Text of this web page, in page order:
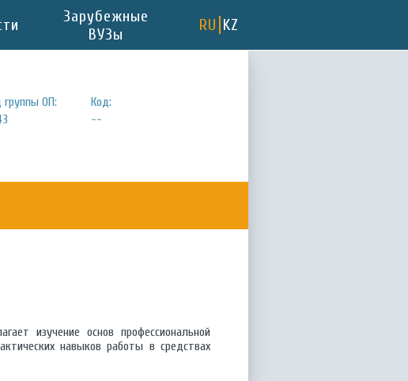
Зарубежные
ВУЗы
RU KZ
группы ОП:
Код:
--
изучение основ профессиональной
навыков работы в средствах